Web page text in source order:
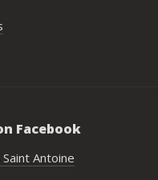
données sur
nature, tranquillité,
et beaucoup
Facebook
Antoine